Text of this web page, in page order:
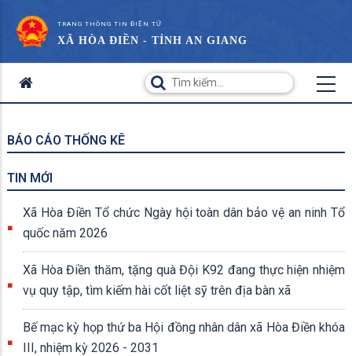
TRANG THÔNG TIN ĐIỆN TỬ
XÃ HÒA ĐIỀN - TỈNH AN GIANG
BÁO CÁO THỐNG KÊ
TIN MỚI
Xã Hòa Điền Tổ chức Ngày hội toàn dân bảo vệ an ninh Tổ
quốc năm 2026
Xã Hòa Điền thăm, tặng quà Đội K92 đang thực hiện nhiệm
vụ quy tập, tìm kiếm hài cốt liệt sỹ trên địa bàn xã
Bế mạc kỳ họp thứ ba Hội đồng nhân dân xã Hòa Điền khóa
III, nhiệm kỳ 2026 - 2031